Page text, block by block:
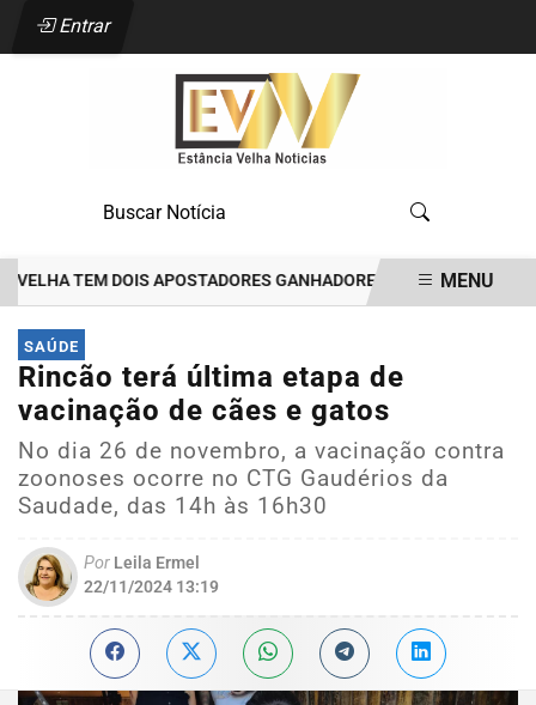
Entrar
TEM DOIS APOSTADORES GANHADORES DE PRÊMIOS DE R$35
EM ALTA
MENU
SAÚDE
Rincão terá última etapa de
vacinação de cães e gatos
No dia 26 de novembro, a vacinação contra
zoonoses ocorre no CTG Gaudérios da
Saudade, das 14h às 16h30
Por Leila Ermel
22/11/2024 13:19